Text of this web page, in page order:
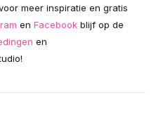
meer inspiratie en gratis
en Facebook blijf op de
en